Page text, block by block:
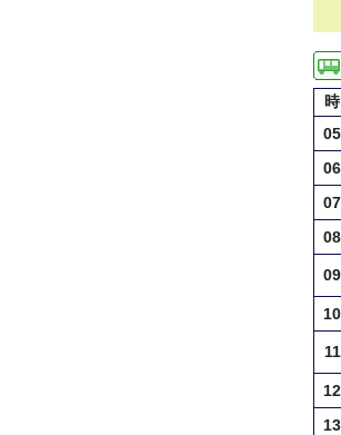
時
05
06
07
08
09
10
11
12
13